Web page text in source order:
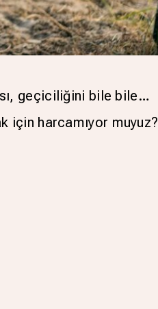
geçiciliğini bile bile…
için harcamıyor muyuz?